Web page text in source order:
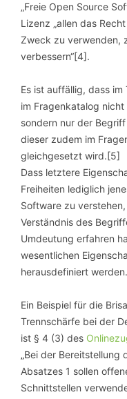
„Freie Open Source
Lizenz „allen das
Zweck zu verwenden,
verbessern“[4].
Es ist auffällig, dass
im Fragenkatalog
sondern nur der
dieser zudem im
gleichgesetzt wird.[5]
Dass letztere
Freiheiten lediglich
Software zu
Verständnis des
Umdeutung erfahren
wesentlichen
herausdefiniert werden.
Ein Beispiel für die
Trennschärfe bei der
ist § 4 (3) des
„Bei der Bereitstellung
Absatzes 1 sollen
Schnittstellen